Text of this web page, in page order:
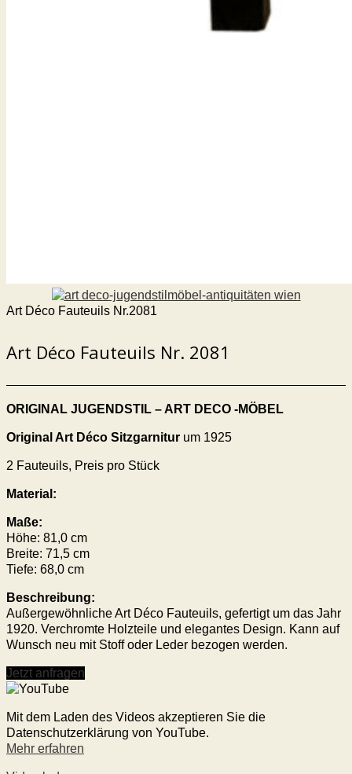
Art Déco Fauteuils Nr.2081
Art Déco Fauteuils Nr. 2081
ORIGINAL JUGENDSTIL – ART DECO -MÖBEL
Original Art Déco Sitzgarnitur um 1925
2 Fauteuils, Preis pro Stück
Material:
Maße:
Höhe: 81,0 cm
Breite: 71,5 cm
Tiefe: 68,0 cm
Beschreibung:
Außergewöhnliche Art Déco Fauteuils, gefertigt um das Jahr
1920. Verchromte Holzteile und elegantes Design. Kann auf
Wunsch neu mit Stoff oder Leder bezogen werden.
Jetzt anfragen
Mit dem Laden des Videos akzeptieren Sie die
Datenschutzerklärung von YouTube.
Mehr erfahren